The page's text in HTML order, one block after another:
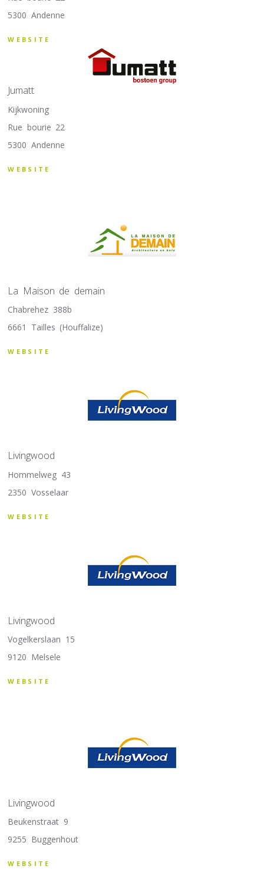
5300 Andenne
WEBSITE
Jumatt
Kijkwoning
Rue bourie 22
5300 Andenne
WEBSITE
La Maison de demain
Chabrehez 388b
6661 Tailles (Houffalize)
WEBSITE
Livingwood
Hommelweg 43
2350 Vosselaar
WEBSITE
Livingwood
Vogelkerslaan 15
9120 Melsele
WEBSITE
Livingwood
Beukenstraat 9
9255 Buggenhout
WEBSITE